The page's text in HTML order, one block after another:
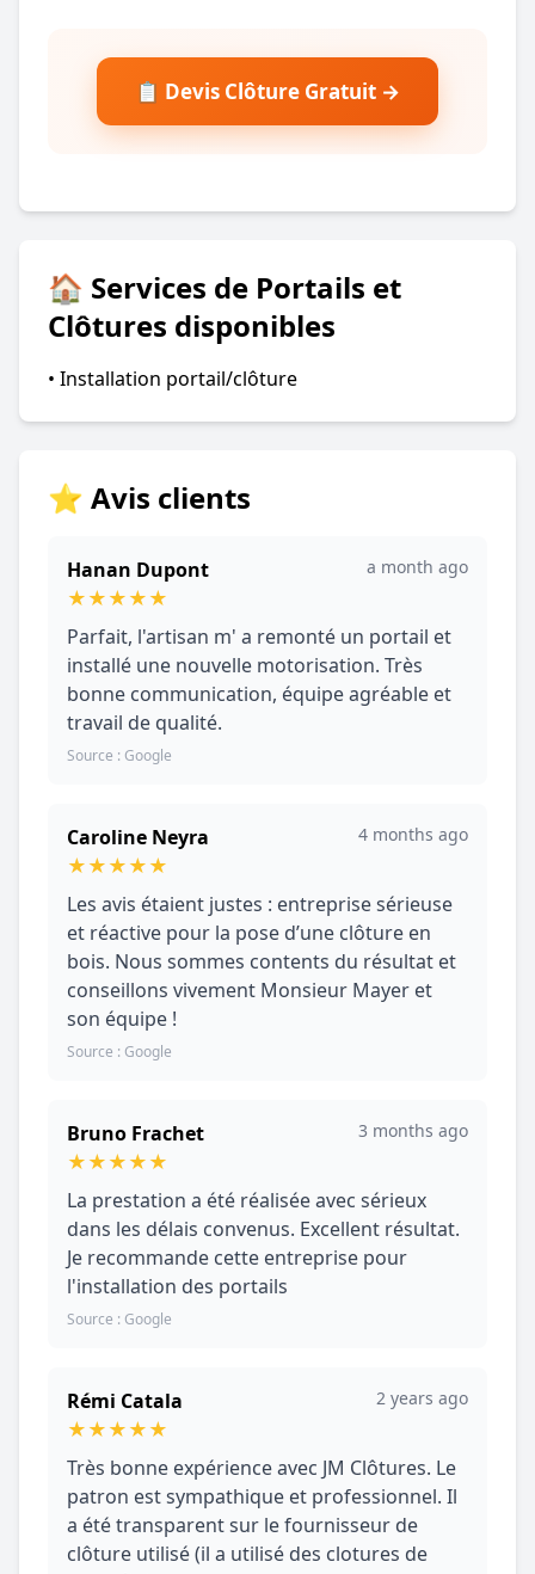
📋 Devis Clôture Gratuit →
🏠 Services de Portails et
Clôtures disponibles
• Installation portail/clôture
⭐ Avis clients
Hanan Dupont
★★★★★
a month ago
Parfait, l'artisan m' a remonté un portail et
installé une nouvelle motorisation. Très
bonne communication, équipe agréable et
travail de qualité.
Source : Google
Caroline Neyra
★★★★★
4 months ago
Les avis étaient justes : entreprise sérieuse
et réactive pour la pose d’une clôture en
bois. Nous sommes contents du résultat et
conseillons vivement Monsieur Mayer et
son équipe !
Source : Google
Bruno Frachet
★★★★★
3 months ago
La prestation a été réalisée avec sérieux
dans les délais convenus. Excellent résultat.
Je recommande cette entreprise pour
l'installation des portails
Source : Google
Rémi Catala
★★★★★
2 years ago
Très bonne expérience avec JM Clôtures. Le
patron est sympathique et professionnel. Il
a été transparent sur le fournisseur de
clôture utilisé (il a utilisé des clotures de